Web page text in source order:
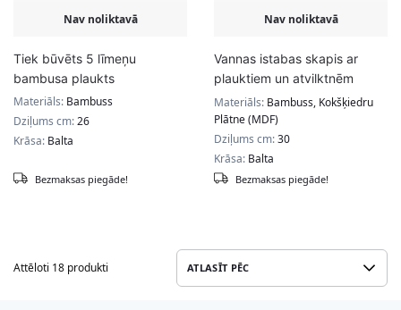
Nav noliktavā
Tiek būvēts 5 līmeņu
bambusa plaukts
Materiāls: Bambuss
Dziļums cm:26
Krāsa: Balta
Bezmaksas piegāde!
Nav noliktavā
Vannas istabas skapis ar
plauktiem un atvilktnēm
BCB010N01
Materiāls: Bambuss, Kokšķiedru
Plātne (MDF)
Dziļums cm:30
Krāsa: Balta
Bezmaksas piegāde!
Attēloti 18 produkti